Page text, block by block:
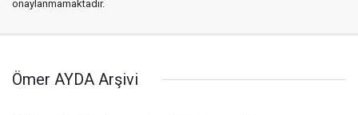
onaylanmamaktadır.
Ömer AYDA Arşivi